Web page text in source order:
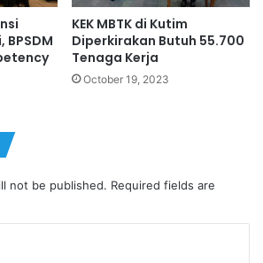
KEK MBTK di Kutim
Diperkirakan Butuh 55.700
Tenaga Kerja
October 19, 2023
not be published. Required fields are